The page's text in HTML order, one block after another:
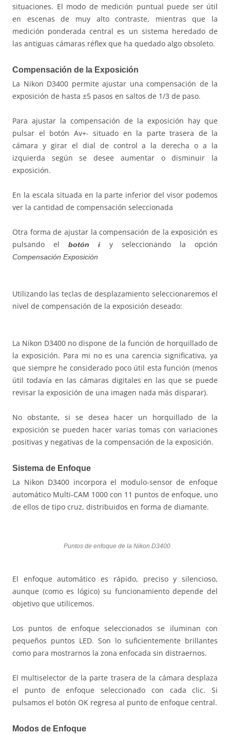
situaciones. El modo de medición puntual puede ser útil
en escenas de muy alto contraste, mientras que la
medición ponderada central es un sistema heredado de
las antiguas cámaras réflex que ha quedado algo obsoleto.
Compensación de la Exposición
La Nikon D3400 permite ajustar una compensación de la
exposición de hasta ±5 pasos en saltos de 1/3 de paso.
Para ajustar la compensación de la exposición hay que
pulsar el botón Av+- situado en la parte trasera de la
cámara y girar el dial de control a la derecha o a la
izquierda según se desee aumentar o disminuir la
exposición.
En la escala situada en la parte inferior del visor podemos
ver la cantidad de compensación seleccionada
Otra forma de ajustar la compensación de la exposición es
pulsando elbotón i y seleccionando la opción
Compensación Exposición
Utilizando las teclas de desplazamiento seleccionaremos el
nivel de compensación de la exposición deseado:
La Nikon D3400 no dispone de la función de horquillado de
la exposición. Para mi no es una carencia significativa, ya
que siempre he considerado poco útil esta función (menos
útil todavía en las cámaras digitales en las que se puede
revisar la exposición de una imagen nada más disparar).
No obstante, si se desea hacer un horquillado de la
exposición se pueden hacer varias tomas con variaciones
positivas y negativas de la compensación de la exposición.
Sistema de Enfoque
La Nikon D3400 incorpora el modulo-sensor de enfoque
automático Multi-CAM 1000 con 11 puntos de enfoque, uno
de ellos de tipo cruz, distribuidos en forma de diamante.
Puntos de enfoque de la Nikon D3400
El enfoque automático es rápido, preciso y silencioso,
aunque (como es lógico) su funcionamiento depende del
objetivo que utilicemos.
Los puntos de enfoque seleccionados se iluminan con
pequeños puntos LED. Son lo suficientemente brillantes
como para mostrarnos la zona enfocada sin distraernos.
El multiselector de la parte trasera de la cámara desplaza
el punto de enfoque seleccionado con cada clic. Si
pulsamos el botón OK regresa al punto de enfoque central.
Modos de Enfoque